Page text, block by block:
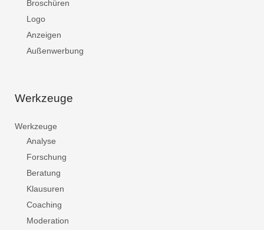
Broschüren
Logo
Anzeigen
Außenwerbung
Werkzeuge
Werkzeuge
Analyse
Forschung
Beratung
Klausuren
Coaching
Moderation